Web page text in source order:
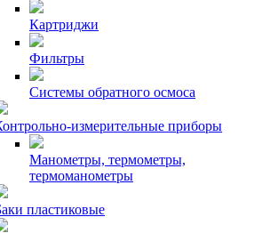
Картриджи
Фильтры
Системы обратного осмоса
измерительные приборы
Манометры, термометры,
термоманометры
пластиковые